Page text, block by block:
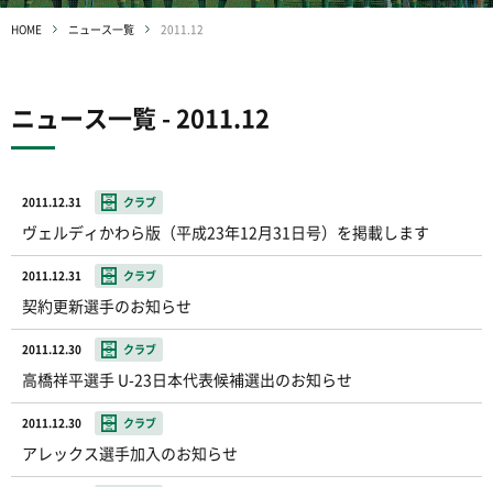
HOME ニュース一覧 2011.12
ニュース一覧 - 2011.12
2011.12.31 クラブ
ヴェルディかわら版（平成23年12月31日号）を掲載します
2011.12.31 クラブ
契約更新選手のお知らせ
2011.12.30 クラブ
高橋祥平選手 U-23日本代表候補選出のお知らせ
2011.12.30 クラブ
アレックス選手加入のお知らせ